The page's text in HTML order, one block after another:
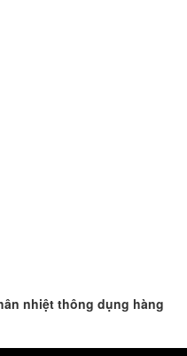
nhiệt thông dụng hàng